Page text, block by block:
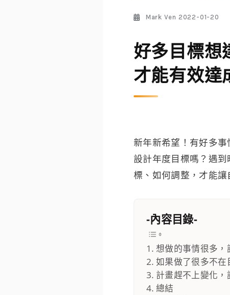
Mark Ven 2022-01-20
好多目標想
才能有效達
新年新希望！有好多
設計年度目標嗎？遇
標、如何調整，才能讓
-內容目錄-
想做的事情很多，
如果做了很多不在
計畫趕不上變化，
總結